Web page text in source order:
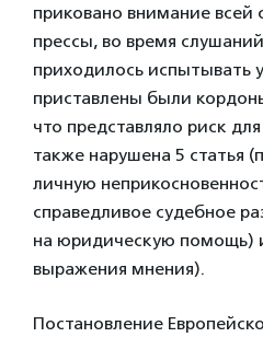
приковано внимание всей
прессы, во время
приходилось испытывать
приставлены были
что представляло риск
также нарушена 5 статья
личную
справедливое судебное
на юридическую помощь)
выражения мнения).
Постановление